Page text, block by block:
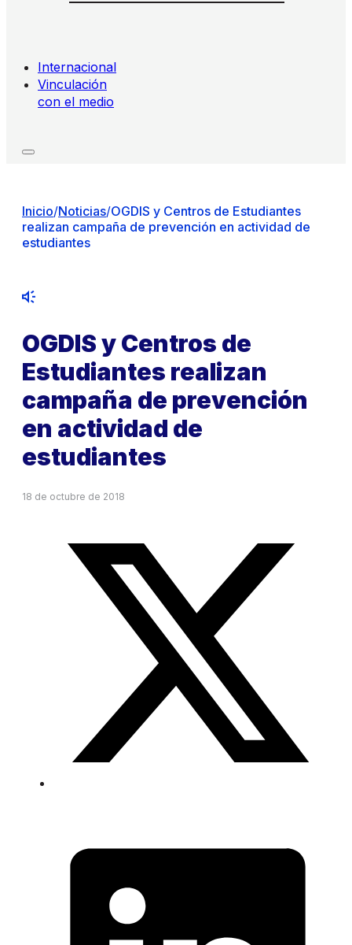
Internacional
Vinculación
con el medio
Inicio/Noticias/OGDIS y Centros de Estudiantes
realizan campaña de prevención en actividad de
estudiantes
OGDIS y Centros de
Estudiantes realizan
campaña de prevención
en actividad de
estudiantes
18 de octubre de 2018